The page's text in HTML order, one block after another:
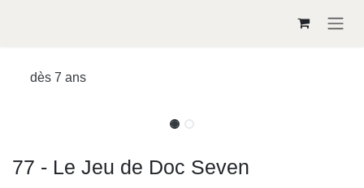
dès 7 ans
77 - Le Jeu de Doc Seven